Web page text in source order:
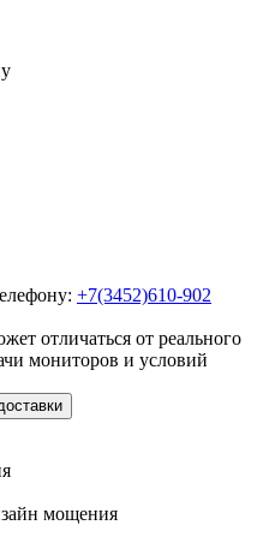
+7(3452)610-902
отличаться от реального
мониторов и условий
мощения